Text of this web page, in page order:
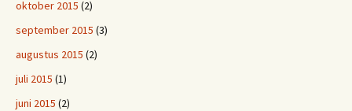
oktober 2015 (2)
september 2015 (3)
augustus 2015 (2)
juli 2015 (1)
juni 2015 (2)